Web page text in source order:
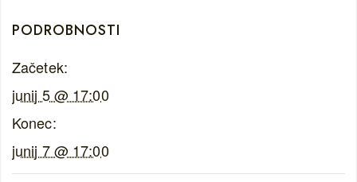
PODROBNOSTI
Začetek:
junij 5 @ 17:00
Konec:
junij 7 @ 17:00